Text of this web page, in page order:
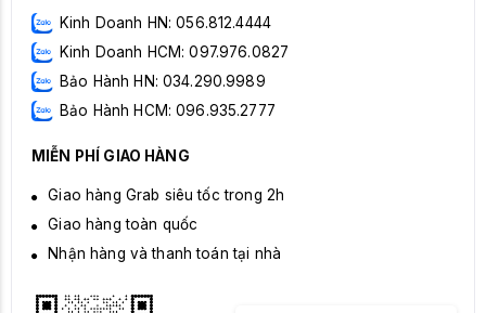
Kinh Doanh HN: 056.812.4444
Kinh Doanh HCM: 097.976.0827
Bảo Hành HN: 034.290.9989
Bảo Hành HCM: 096.935.2777
MIỄN PHÍ GIAO HÀNG
Giao hàng Grab siêu tốc trong 2h
Giao hàng toàn quốc
Nhận hàng và thanh toán tại nhà